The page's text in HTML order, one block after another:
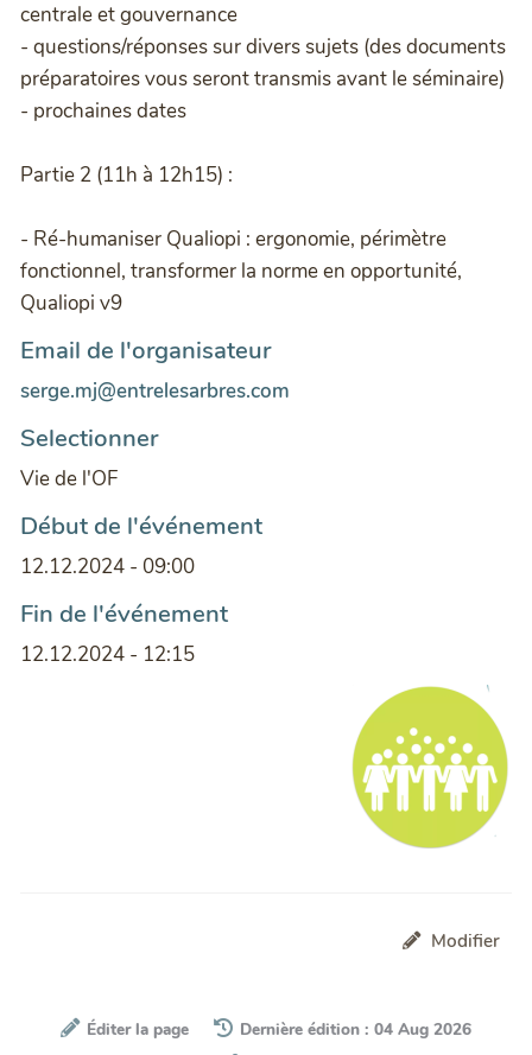
centrale et gouvernance
- questions/réponses sur divers sujets (des documents
préparatoires vous seront transmis avant le séminaire)
- prochaines dates
Partie 2 (11h à 12h15) :
- Ré-humaniser Qualiopi : ergonomie, périmètre
fonctionnel, transformer la norme en opportunité,
Qualiopi v9
Email de l'organisateur
serge.mj@entrelesarbres.com
Selectionner
Vie de l'OF
Début de l'événement
12.12.2024 - 09:00
Fin de l'événement
12.12.2024 - 12:15
Modifier
Éditer la page
Dernière édition : 04 Aug 2026